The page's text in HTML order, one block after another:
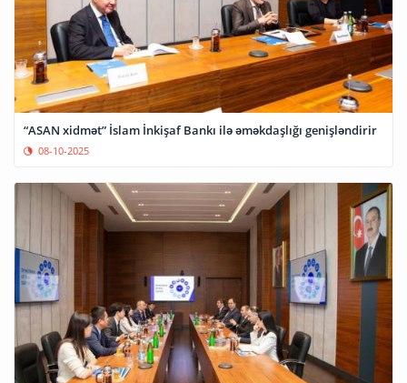
“ASAN xidmət” İslam İnkişaf Bankı ilə əməkdaşlığı genişləndirir
08-10-2025